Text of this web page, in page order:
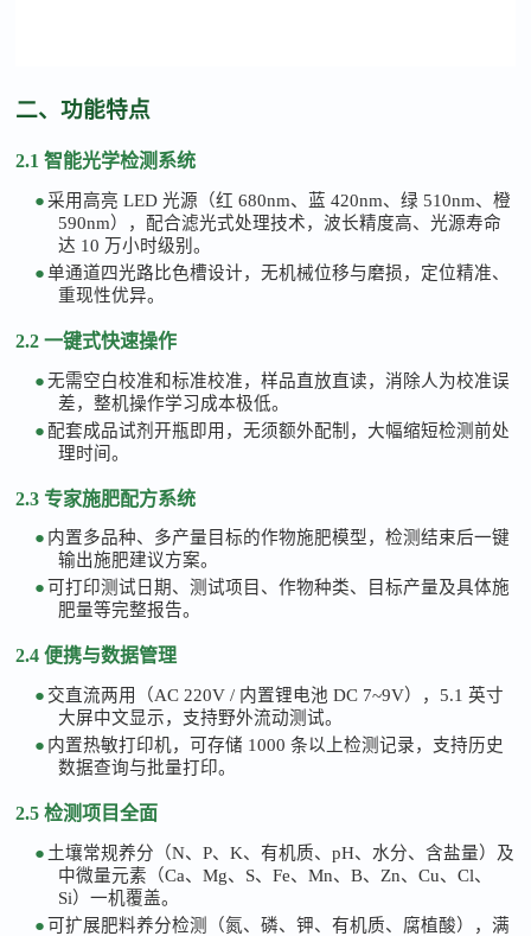
二、功能特点
2.1 智能光学检测系统
● 采用高亮 LED 光源（红 680nm、蓝 420nm、绿 510nm、橙
590nm），配合滤光式处理技术，波长精度高、光源寿命
达 10 万小时级别。
● 单通道四光路比色槽设计，无机械位移与磨损，定位精准、
重现性优异。
2.2 一键式快速操作
● 无需空白校准和标准校准，样品直放直读，消除人为校准误
差，整机操作学习成本极低。
● 配套成品试剂开瓶即用，无须额外配制，大幅缩短检测前处
理时间。
2.3 专家施肥配方系统
● 内置多品种、多产量目标的作物施肥模型，检测结束后一键
输出施肥建议方案。
● 可打印测试日期、测试项目、作物种类、目标产量及具体施
肥量等完整报告。
2.4 便携与数据管理
● 交直流两用（AC 220V / 内置锂电池 DC 7~9V），5.1 英寸
大屏中文显示，支持野外流动测试。
● 内置热敏打印机，可存储 1000 条以上检测记录，支持历史
数据查询与批量打印。
2.5 检测项目全面
● 土壤常规养分（N、P、K、有机质、pH、水分、含盐量）及
中微量元素（Ca、Mg、S、Fe、Mn、B、Zn、Cu、Cl、
Si）一机覆盖。
● 可扩展肥料养分检测（氮、磷、钾、有机质、腐植酸），满